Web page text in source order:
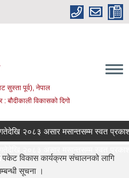
सुस्ता पूर्व), नेपाल
: बौदीकाली विकासको दिगो
२०८३ असार मसान्तसम्म स्वत प्रकाशन
विकास कार्यक्रम संचालनको लागि
सूचना ।